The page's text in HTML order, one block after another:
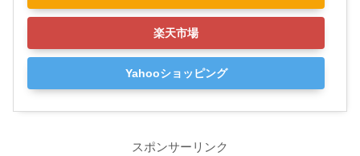
楽天市場
Yahooショッピング
スポンサーリンク